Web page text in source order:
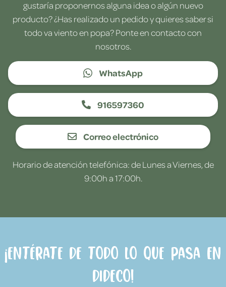
gustaría proponernos alguna idea o algún nuevo
producto? ¿Has realizado un pedido y quieres saber si
todo va viento en popa? Ponte en contacto con
nosotros.
WhatsApp
916597360
Correo electrónico
Horario de atención telefónica: de Lunes a Viernes, de
9:00h a 17:00h.
¡Entérate de todo lo que pasa en
Dideco!